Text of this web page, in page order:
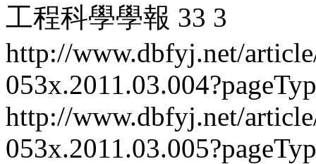
工程科學學報 33 3
http://www.dbfyj.net/
http://www.dbfyj.net/